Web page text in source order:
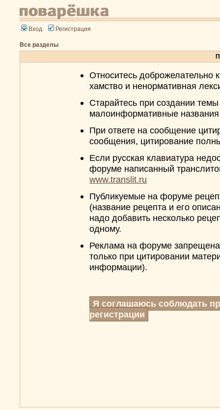
Вход Регистрация
Все разделы
Относитесь доброжелательно
хамство и ненормативная
Cтарайтесь при создании
малоинформативные
При ответе на сообщение
сообщения, цитирование
Если русская клавиатура
форуме написанный
www.translit.ru
Публикуемые на форуме
(название рецепта и его
надо добавить несколько
одному.
Реклама на форуме
только при цитировании
информации).
Я соглашаюсь соблюдать
регистрации